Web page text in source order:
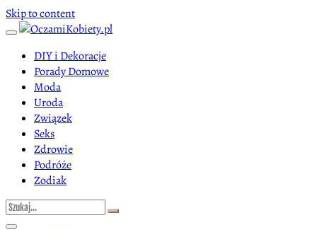
Skip to content
DIY i Dekoracje
Porady Domowe
Moda
Uroda
Związek
Seks
Zdrowie
Podróże
Zodiak